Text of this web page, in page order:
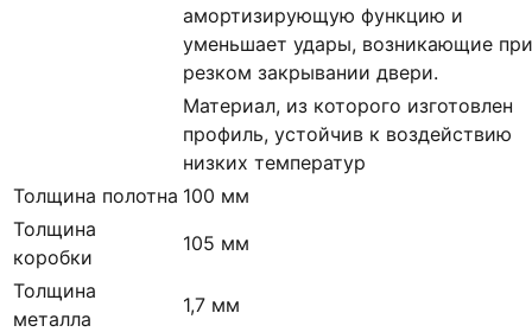
амортизирующую функцию и
уменьшает удары, возникающие при
резком закрывании двери.
Материал, из которого изготовлен
профиль, устойчив к воздействию
низких температур
Толщина полотна 100 мм
Толщина
коробки
105 мм
Толщина
металла
1,7 мм